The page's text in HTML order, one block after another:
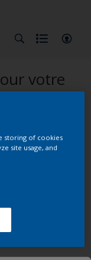
votre
que vous
et
storing of cookies
site usage, and